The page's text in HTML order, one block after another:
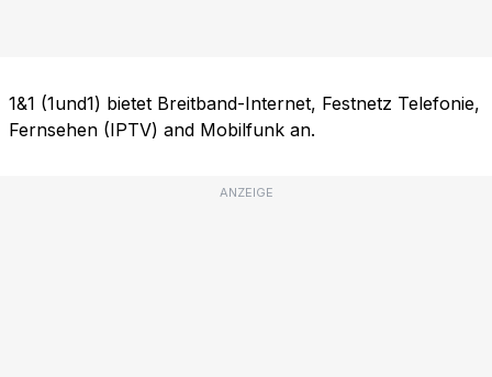
1&1 (1und1) bietet Breitband-Internet, Festnetz Telefonie,
Fernsehen (IPTV) and Mobilfunk an.
ANZEIGE